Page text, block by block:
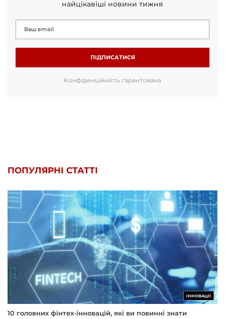
найцікавіші новини тижня
ПІДПИСАТИСЯ
Конфіденційність гарантована
ПОПУЛЯРНІ СТАТТІ
ІННОВАЦІЇ
10 головних фінтех-інновацій, які ви повинні знати